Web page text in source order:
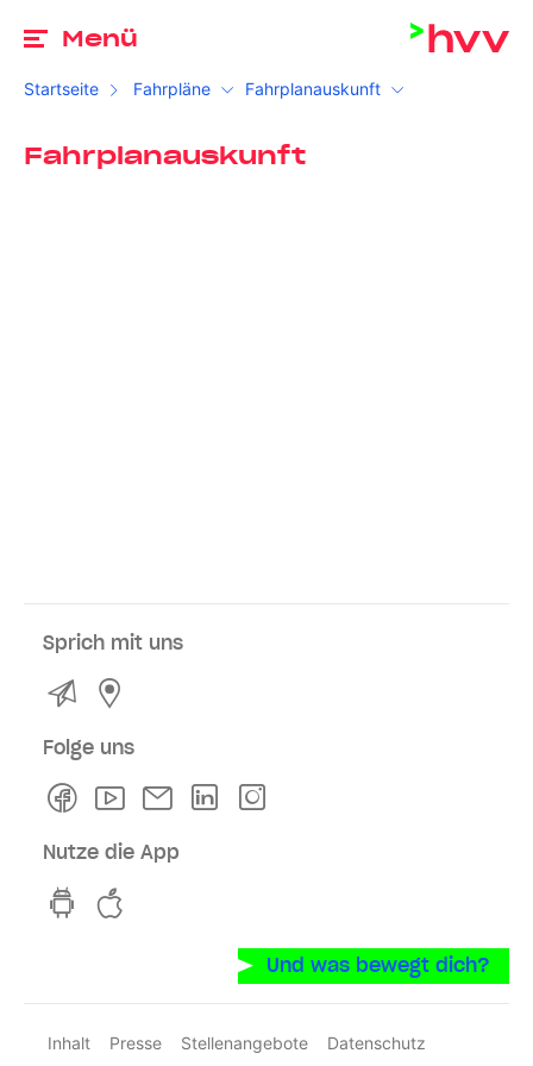
Menü
Startseite Fahrpläne Fahrplanauskunft
Fahrplanauskunft
Sprich mit uns
Kontakt
Folge uns
FacebookYoutubeNewsletterLinkedln
Nutze die App
hvv switch App auf GooglePlay
Und was bewegt dich?
Inhalt Presse Stellenangebote
Datenschutz